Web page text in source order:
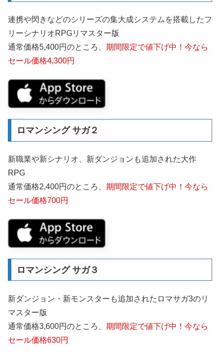
連携や閃きなどのシリーズの集大成システムを搭載したフ
リーシナリオRPGリマスター版
通常価格5,400円のところ、 期間限定で値下げ中！今なら
セール価格4,300円
ロマンシング サガ２
新職業や新シナリオ、新ダンジョンも追加された大作
RPG
通常価格2,400円のところ、 期間限定で値下げ中！今なら
セール価格700円
ロマンシング サガ３
新ダンジョン・新モンスターも追加されたロマサガ3のリ
マスター版
通常価格3,600円のところ、 期間限定で値下げ中！今なら
セール価格630円